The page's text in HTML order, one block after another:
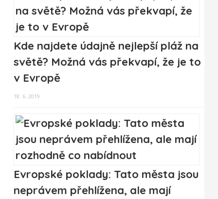
Kde najdete údajně nejlepší pláž na
světě? Možná vás překvapí, že je to
v Evropě
18. 6. 2019
Evropské poklady: Tato města jsou
neprávem přehlížena, ale mají